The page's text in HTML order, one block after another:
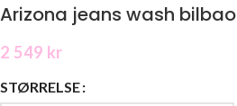
Arizona jeans wash bilbao
2 549 kr
STØRRELSE